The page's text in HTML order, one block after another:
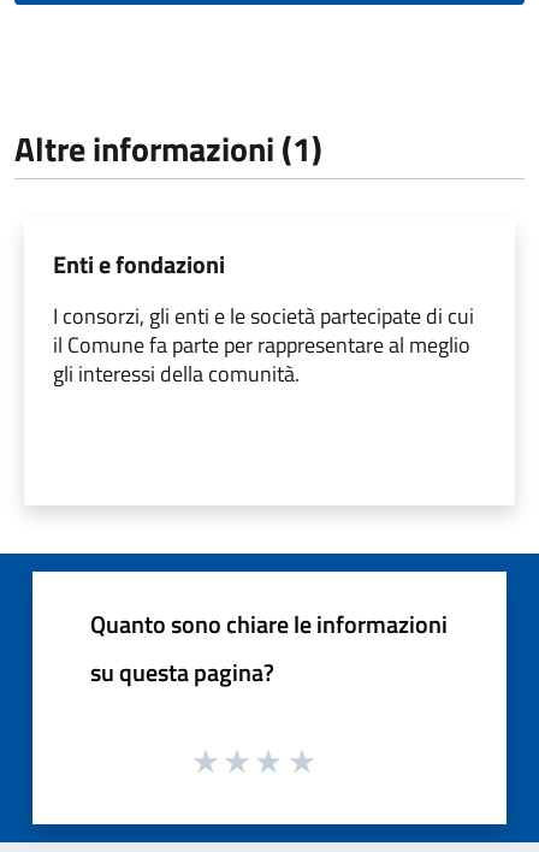
Altre informazioni (1)
Enti e fondazioni
I consorzi, gli enti e le società partecipate di cui
il Comune fa parte per rappresentare al meglio
gli interessi della comunità.
Quanto sono chiare le informazioni
su questa pagina?